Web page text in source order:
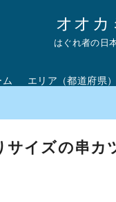
オオカ
はぐれ者の日
エリア（都道府県
イズの串カ